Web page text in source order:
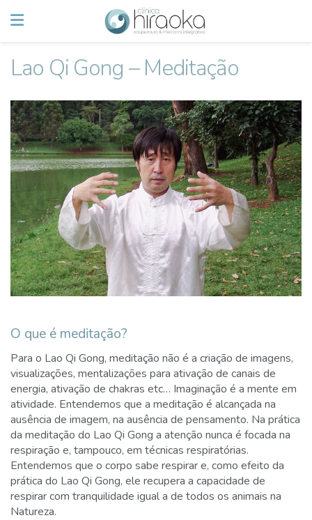
Lao Qi Gong – Meditação
O que é meditação?
Para o Lao Qi Gong, meditação não é a criação de imagens,
visualizações, mentalizações para ativação de canais de
energia, ativação de chakras etc… Imaginação é a mente em
atividade. Entendemos que a meditação é alcançada na
ausência de imagem, na ausência de pensamento. Na prática
da meditação do Lao Qi Gong a atenção nunca é focada na
respiração e, tampouco, em técnicas respiratórias.
Entendemos que o corpo sabe respirar e, como efeito da
prática do Lao Qi Gong, ele recupera a capacidade de
respirar com tranquilidade igual a de todos os animais na
Natureza.